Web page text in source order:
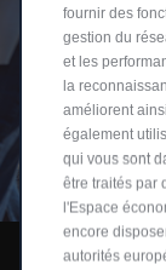
fournir des
gestion du
et les
la
améliorent
également
qui vous sont
être traités par
l'Espace
encore
autorités